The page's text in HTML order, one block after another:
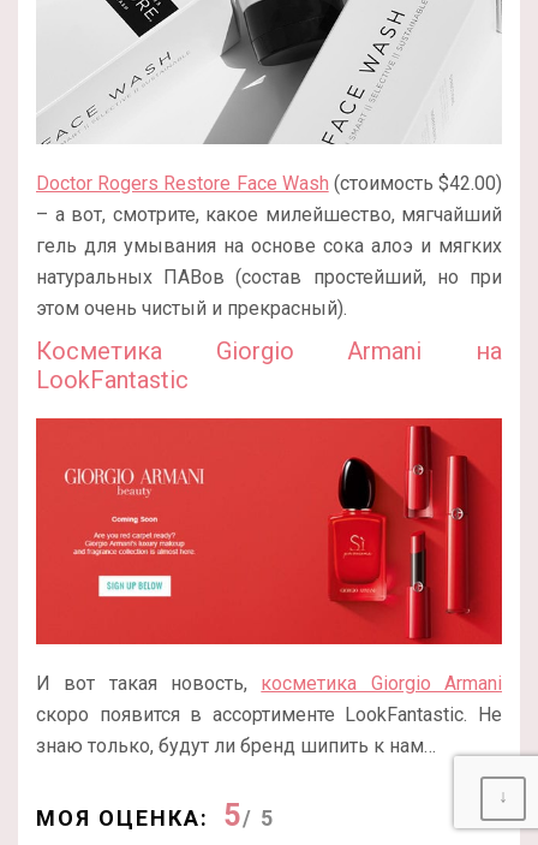
Doctor Rogers Restore Face Wash (стоимость $42.00)
– а вот, смотрите, какое милейшество, мягчайший
гель для умывания на основе сока алоэ и мягких
натуральных ПАВов (состав простейший, но при
этом очень чистый и прекрасный).
Косметика Giorgio Armani на
LookFantastic
И вот такая новость, косметика Giorgio Armani
скоро появится в ассортименте LookFantastic. Не
знаю только, будут ли бренд шипить к нам…
МОЯ ОЦЕНКА: 5/ 5
↓